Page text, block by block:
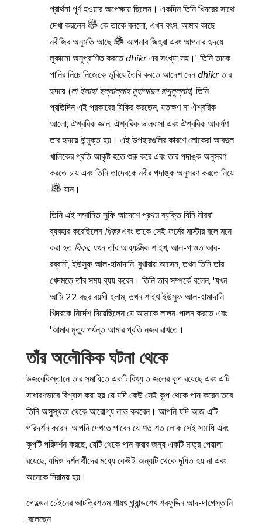
প্রার্থনা পূর্ণ হওয়ার অপেক্ষায় ছিলেন। একদিন তিনি খিদরের সাথে
দেখা করলেন
কে তাকে বললো, এখন বৎস, আমার কাছে
নবীজির অনুমতি আছে
আপনার জিহ্বা এবং আপনার হৃদয়ে
লুকানো অনুপ্রাণিত করতেdhikrএর সংখ্যা সহ।' তিনি তাকে
পানির নিচে নিজেকে ডুবিয়ে তৈরি করতে আদেশ দেনdhikrতার
হৃদয়ে (লা ইলাহা ইল্লাল্লাহ মুহাম্মাদুন রাসুলুল্লাহ) তিনি
প্রতিদিন এই প্রকারের যিকির করতেন, যতক্ষণ না ঐশ্বরিক
আলো, ঐশ্বরিক জ্ঞান, ঐশ্বরিক ভালবাসা এবং ঐশ্বরিক আকর্ষণ
তার হৃদয়ে উন্মুক্ত হয়। এই উপহারগুলির কারণে লোকেরা আবদুল
খালিকের প্রতি আকৃষ্ট হতে শুরু করে এবং তার পদাঙ্ক অনুসরণ
করতে চায় এবং তিনি তাদেরকে নবীর পদাঙ্ক অনুসরণ করতে নিয়ে
যান।
.
“তিনি এই সম্মানিত সুফি আদেশে প্রথম ব্যক্তি যিনি নীরব
ব্যবহার করেছিলেনধিকরএবং তাকে সেই ফর্মের মাস্টার বলে মনে
করা হতধিকর. যখন তাঁর আধ্যাত্মিক শাইখ, আল-গাওত আর-
রব্বানী, ইউসুফ আল-হামাদানি, বুখারায় আসেন, তখন তিনি তাঁর
খেদমতে তাঁর সময় ব্যয় করেন। তিনি তার সম্পর্কে বলেন, 'যখন
আমি 22 বছর বয়সী হলাম, তখন শাইখ ইউসুফ আল-হামাদানি
খিদরকে নির্দেশ দিয়েছিলেন যে আমাকে লালন-পালন করতে এবং
আমার মৃত্যু পর্যন্ত আমার প্রতি নজর রাখতে।'
তাঁর অলৌকিক ঘটনা থেকে
উজবেকিস্তানে তার সমাধিতে একটি বিখ্যাত জলের কূপ রয়েছে এবং এটি
সাধারণভাবে বিশ্বাস করা হয় যে যদি কেউ সেই কূপ থেকে পান করেন তবে
তিনি অসুস্থতা থেকে আরোগ্য লাভ করবেন। আপনি যদি আজ এটি
পরিদর্শন করেন, আপনি দেখতে পাবেন যে শত শত লোক সেই সমাধি এবং
কূপটি পরিদর্শন করছে, যেটি থেকে পান করার জন্য একটি মাত্র পেয়ালা
রয়েছে, যদিও দর্শনার্থীদের মধ্যে কেউই অন্যটি থেকে দূষিত হয় না এবং
অনেকে নিরাময় হয়।
গোল্ডেন চেইনের আটত্রিশতম শায়খ গ্র্যান্ডশেখ শরফুদ্দিন আদ-দাগেস্তানি
বলেছেন: